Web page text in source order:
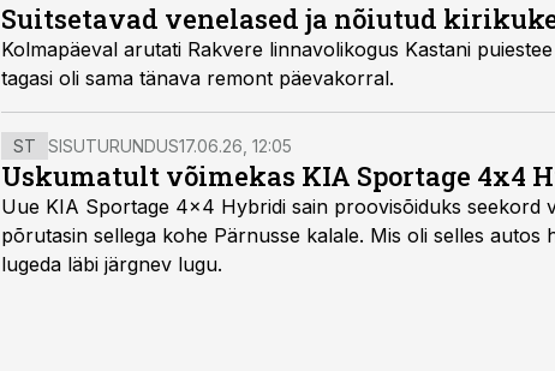
Suitsetavad venelased ja nõiutud
Kolmapäeval arutati Rakvere linnavolikogus Kastani
tagasi oli sama tänava remont päevakorral.
ST SISUTURUNDUS17.06.26, 12:05
Uskumatult võimekas KIA Sportage 4x4
Uue KIA Sportage 4x4 Hybridi sain proovisõiduks seekord
põrutasin sellega kohe Pärnusse kalale. Mis oli selles autos
lugeda läbi järgnev lugu.